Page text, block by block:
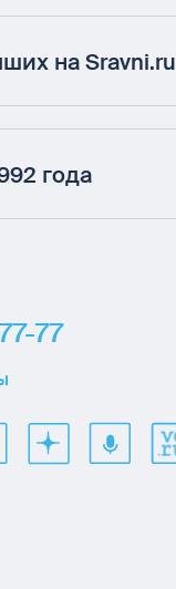
на Sravni.ru
года
77